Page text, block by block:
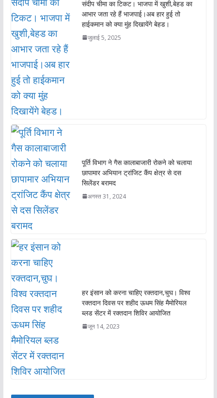
संदीप चीमा का टिकट। भाजपा में खुशी,बेहड का
आभार जता रहे हैं भाजपाई।अब हार हुई तो
हाईकमान को क्या मुंह दिखायेंगे बेहड।
जुलाई 5, 2025
पूर्ति विभाग ने गैस कालाबाजारी रोकने को चलाया
छापामार अभियान ट्रांजिट कैंप क्षेत्र से दस
सिलेंडर बरामद
अगस्त 31, 2024
हर इंसान को करना चाहिए रक्तदान,चुघ। विश्व
रक्तदान दिवस पर शहीद ऊधम सिंह मैमोरियल
ब्लड सेंटर में रक्तदान शिविर आयोजित
जून 14, 2023